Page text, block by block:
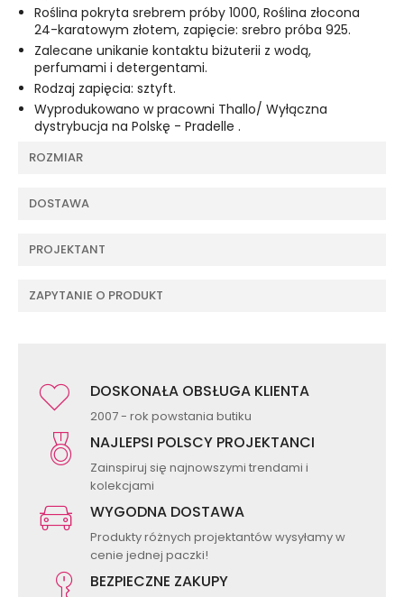
Roślina pokryta srebrem próby 1000, Roślina złocona
24-karatowym złotem, zapięcie: srebro próba 925.
Zalecane unikanie kontaktu biżuterii z wodą,
perfumami i detergentami.
Rodzaj zapięcia: sztyft.
Wyprodukowano w pracowni Thallo/ Wyłączna
dystrybucja na Polskę - Pradelle .
ROZMIAR
DOSTAWA
PROJEKTANT
ZAPYTANIE O PRODUKT
DOSKONAŁA OBSŁUGA KLIENTA
2007 - rok powstania butiku
NAJLEPSI POLSCY PROJEKTANCI
Zainspiruj się najnowszymi trendami i
kolekcjami
WYGODNA DOSTAWA
Produkty różnych projektantów wysyłamy w
cenie jednej paczki!
BEZPIECZNE ZAKUPY